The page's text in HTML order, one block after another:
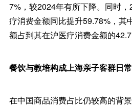
7%，较2024年有所下降。同时
疗消费金额同比提升59.78%，其
额占到其在沪医疗消费金额的
餐饮与教培构成上海亲子客群日
在中国商品消费占比仍较高的背